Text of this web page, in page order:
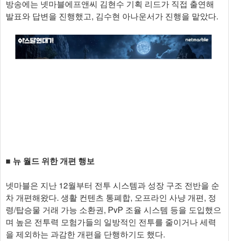
방송에는 넷마블에프앤씨 김현수 기획 리드가 직접 출연해
발표와 답변을 진행했고, 김수현 아나운서가 진행을 맡았다.
■ 뉴 월드 위한 개편 행보
넷마블은 지난 12월부터 전투 시스템과 성장 구조 전반을 순
차 개편해왔다. 생활 컨텐츠 통폐합, 오프라인 사냥 개편, 정
령/탑승물 거래 가능 소환권, PvP 조율 시스템 등을 도입했으
며 높은 전투력 모험가들의 일방적인 전투를 줄이거나 세력
을 제외하는 과감한 개편을 단행하기도 했다.